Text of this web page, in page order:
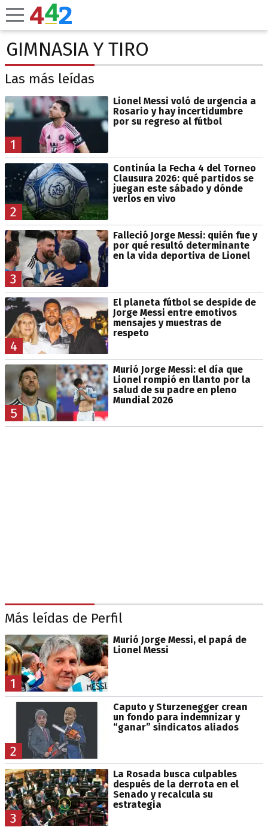
GIMNASIA Y TIRO
Las más leídas
1
Lionel Messi voló de urgencia a
Rosario y hay incertidumbre
por su regreso al fútbol
2
Continúa la Fecha 4 del Torneo
Clausura 2026: qué partidos se
juegan este sábado y dónde
verlos en vivo
3
Falleció Jorge Messi: quién fue y
por qué resultó determinante
en la vida deportiva de Lionel
4
El planeta fútbol se despide de
Jorge Messi entre emotivos
mensajes y muestras de
respeto
5
Murió Jorge Messi: el día que
Lionel rompió en llanto por la
salud de su padre en pleno
Mundial 2026
Más leídas de Perfil
1
Murió Jorge Messi, el papá de
Lionel Messi
2
Caputo y Sturzenegger crean
un fondo para indemnizar y
“ganar” sindicatos aliados
3
La Rosada busca culpables
después de la derrota en el
Senado y recalcula su
estrategia